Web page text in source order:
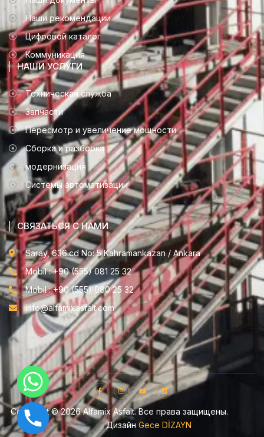
Наши рекомендации
Цифровой каталог
Коммуникация
НАШИ УСЛУГИ
Техническая служба
Запчасти
Пересмотр и увеличение мощности
Сборка и разборка
модернизация
Системы автоматизации
СВЯЗАТЬСЯ С НАМИ
Saray, 636.cd No: 5 Kahramankazan / Ankara
Mobil : +90 (555) 081 25 32
Mobil : +90 (555) 080 25 32
info@alfamixasfalt.com
Copyright © 2026 Alfamix Asfalt. Все права защищены.
Дизайн Gece DİZAYN